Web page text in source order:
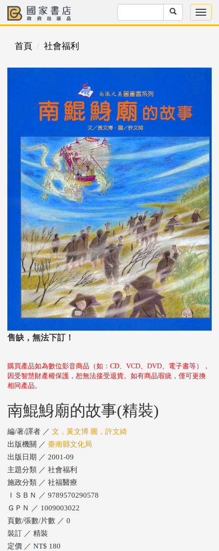
首頁 社會福利
售缺，無法下訂！
購買產品如為數位影音商品（如：CD、VCD、DVD、電子書等），
因受智慧財產權保護，恕無法接受退貨。如有商品瑕疵，僅可更換
相同產品。
南鯤鯓廟的故事(精裝)
編/著/譯者 ／ 文，黃文博 圖，許文綺
出版機關 ／ 臺南縣文化局
出版日期 ／ 2001-09
主題分類 ／ 社會福利
施政分類 ／ 社福醫療
ＩＳＢＮ ／ 9789570290578
ＧＰＮ ／ 1009003022
頁數/張數/片數 ／ 0
裝訂 ／ 精裝
定價 ／ NT$ 180